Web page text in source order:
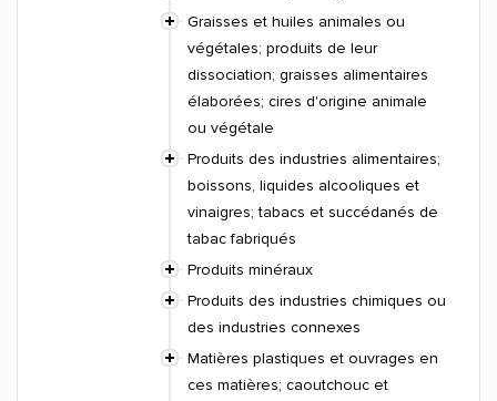
Graisses et huiles animales ou
végétales; produits de leur
dissociation; graisses alimentaires
élaborées; cires d'origine animale
ou végétale
Produits des industries alimentaires;
boissons, liquides alcooliques et
vinaigres; tabacs et succédanés de
tabac fabriqués
Produits minéraux
Produits des industries chimiques ou
des industries connexes
Matières plastiques et ouvrages en
ces matières; caoutchouc et